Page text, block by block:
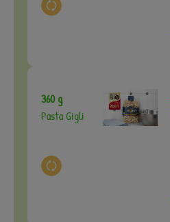
Auswahl ändern
360 g
Pasta Gigli
Auswahl ändern